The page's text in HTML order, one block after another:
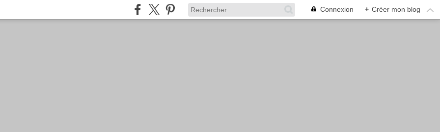
Connexion + Créer mon blog